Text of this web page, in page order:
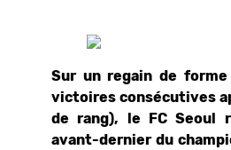
Sur un regain de
victoires consécutives
de rang), le FC Seoul
avant-dernier du